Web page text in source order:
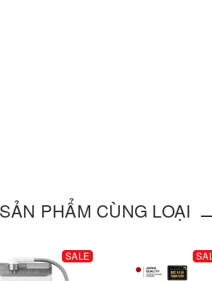
SẢN PHẨM CÙNG LOẠI
SALE